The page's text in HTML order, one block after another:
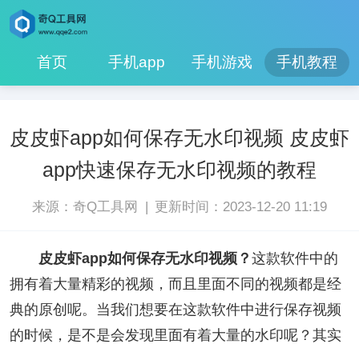
首页 手机app 手机游戏 手机教程
皮皮虾app如何保存无水印视频 皮皮虾
app快速保存无水印视频的教程
来源：奇Q工具网 | 更新时间：2023-12-20 11:19
皮皮虾app如何保存无水印视频？ 这款软件中的
拥有着大量精彩的视频，而且里面不同的视频都是经
典的原创呢。当我们想要在这款软件中进行保存视频
的时候，是不是会发现里面有着大量的水印呢？其实